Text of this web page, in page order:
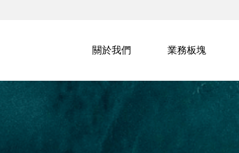
關於我們 業務板塊